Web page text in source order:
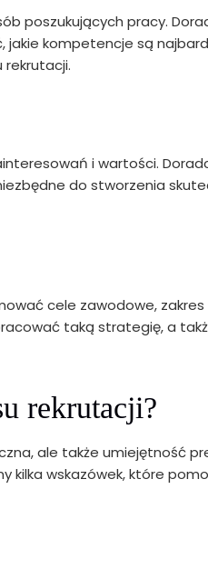
poszukujących pracy.
kompetencje są
i wartości.
do stworzenia
cele zawodowe, zakres
taką strategię, a
rekrutacji?
ale także umiejętność
kilka wskazówek, które